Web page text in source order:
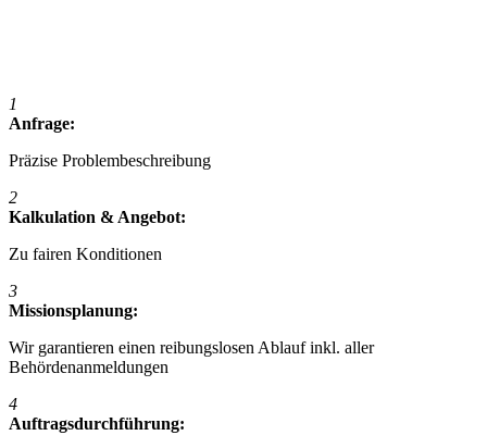
1
Anfrage:
Präzise Problembeschreibung
2
Kalkulation & Angebot:
Zu fairen Konditionen
3
Missionsplanung:
Wir garantieren einen reibungslosen Ablauf inkl. aller
Behördenanmeldungen
4
Auftragsdurchführung: